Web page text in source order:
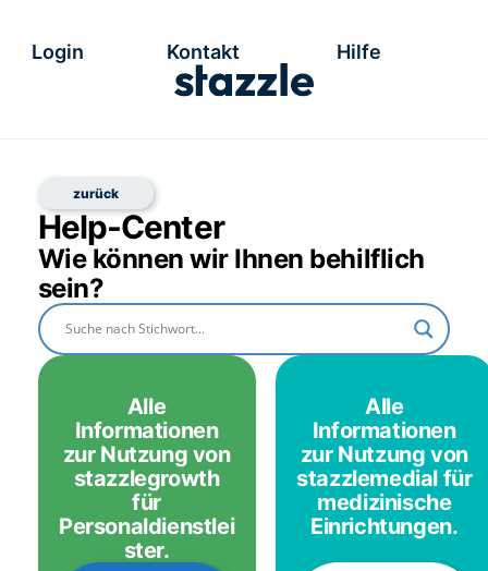
Login Kontakt Hilfe
Help-Center
Wie können wir Ihnen behilflich
sein?
Alle
Informationen
zur Nutzung von
stazzlegrowth
für
Personaldienstlei
ster.
Alle
Informationen
zur Nutzung von
stazzlemedial für
medizinische
Einrichtungen.